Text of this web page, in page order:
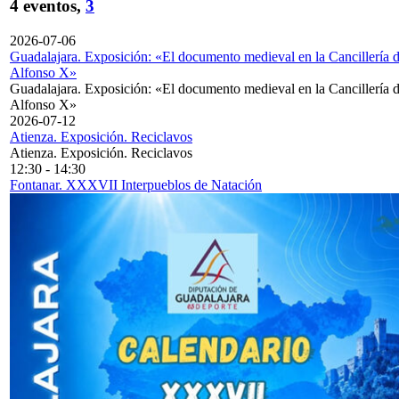
4 eventos, 3
2026-07-06
Guadalajara. Exposición: «El documento medieval en la Cancillería
Alfonso X»
Guadalajara. Exposición: «El documento medieval en la Cancillería
Alfonso X»
2026-07-12
Atienza. Exposición. Reciclavos
Atienza. Exposición. Reciclavos
12:30 - 14:30
Fontanar. XXXVII Interpueblos de Natación